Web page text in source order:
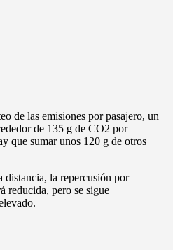
de las emisiones por pasajero, un
de 135 g de CO2 por
que sumar unos 120 g de otros
distancia, la repercusión por
reducida, pero se sigue